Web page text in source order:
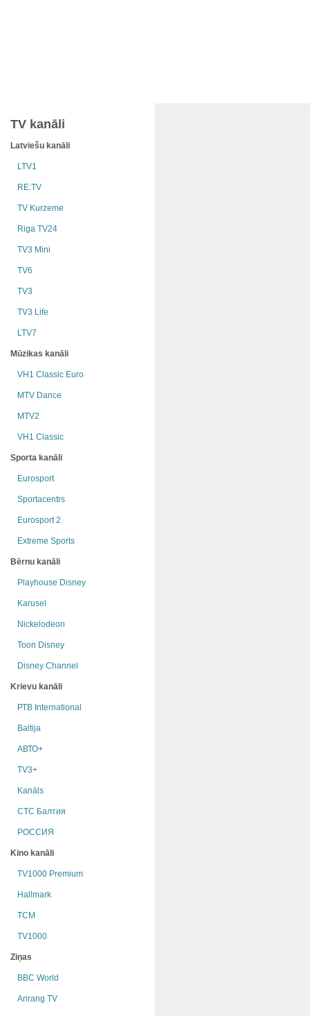
TV kanāli
Latviešu kanāli
LTV1
RE:TV
TV Kurzeme
Riga TV24
TV3 Mini
TV6
TV3
TV3 Life
LTV7
Mūzikas kanāli
VH1 Classic Euro
MTV Dance
MTV2
VH1 Classic
Sporta kanāli
Eurosport
Sportacentrs
Eurosport 2
Extreme Sports
Bērnu kanāli
Playhouse Disney
Karusel
Nickelodeon
Toon Disney
Disney Channel
Krievu kanāli
РТB International
Baltija
АВТО+
TV3+
Kanāls
СТС Балтия
РОССИЯ
Kino kanāli
TV1000 Premium
Hallmark
TCM
TV1000
Ziņas
BBC World
Arirang TV